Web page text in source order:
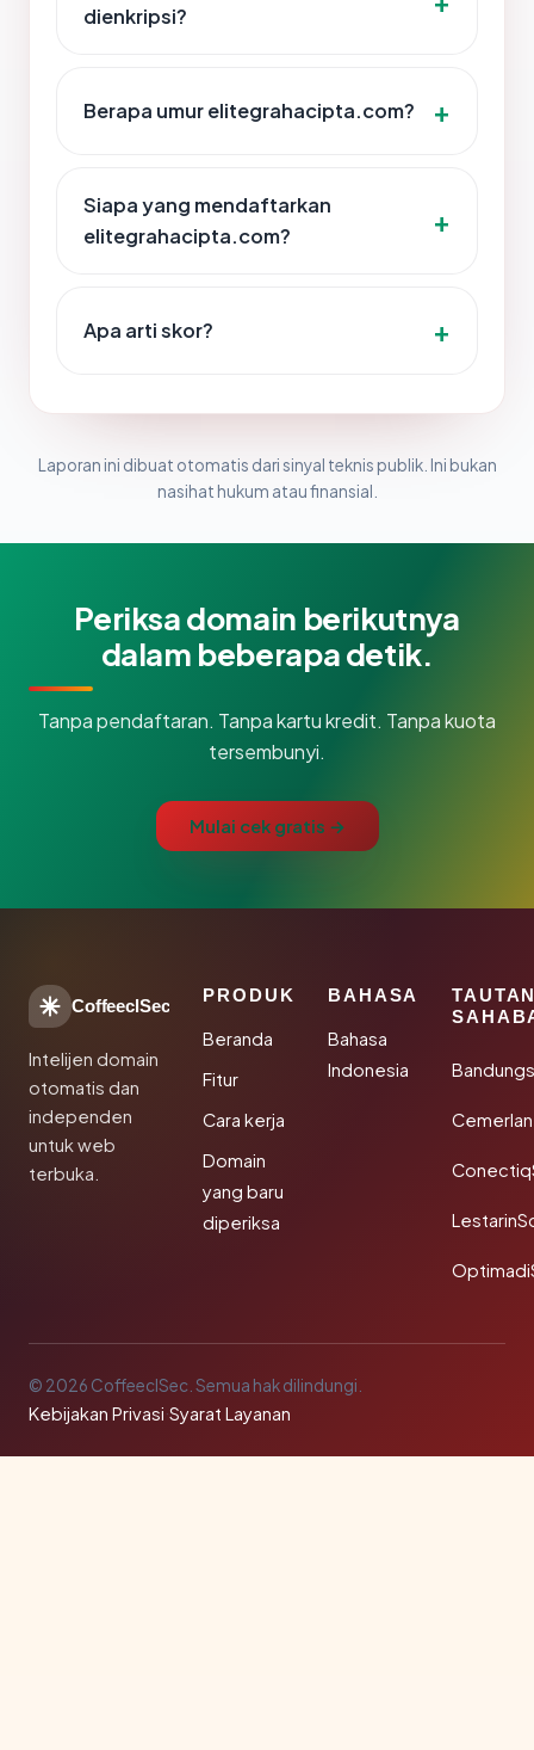
dienkripsi?
Berapa umur elitegrahacipta.com?
Siapa yang mendaftarkan
elitegrahacipta.com?
Apa arti skor?
Laporan ini dibuat otomatis dari sinyal teknis publik. Ini bukan
nasihat hukum atau finansial.
Periksa domain berikutnya
dalam beberapa detik.
Tanpa pendaftaran. Tanpa kartu kredit. Tanpa kuota
tersembunyi.
Mulai cek gratis →
CoffeeclSec
Intelijen domain
otomatis dan
independen
untuk web
terbuka.
PRODUK
Beranda
Fitur
Cara kerja
Domain
yang baru
diperiksa
BAHASA
Bahasa
Indonesia
© 2026 CoffeeclSec. Semua hak dilindungi.
Kebijakan Privasi·Syarat Layanan